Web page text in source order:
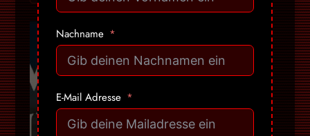
Nachname
E-Mail Adresse